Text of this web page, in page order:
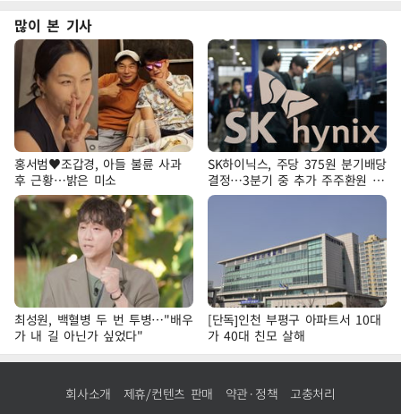
많이 본 기사
홍서범♥조갑경, 아들 불륜 사과
후 근황…밝은 미소
SK하이닉스, 주당 375원 분기배당
결정…3분기 중 추가 주주환원 발
표
최성원, 백혈병 두 번 투병…"배우
가 내 길 아닌가 싶었다"
[단독]인천 부평구 아파트서 10대
가 40대 친모 살해
회사소개 제휴/컨텐츠 판매 약관·정책 고충처리